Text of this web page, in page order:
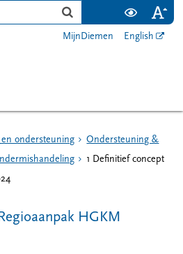
MijnDiemen English
en ondersteuning
Ondersteuning &
1 Definitief concept
HGKM